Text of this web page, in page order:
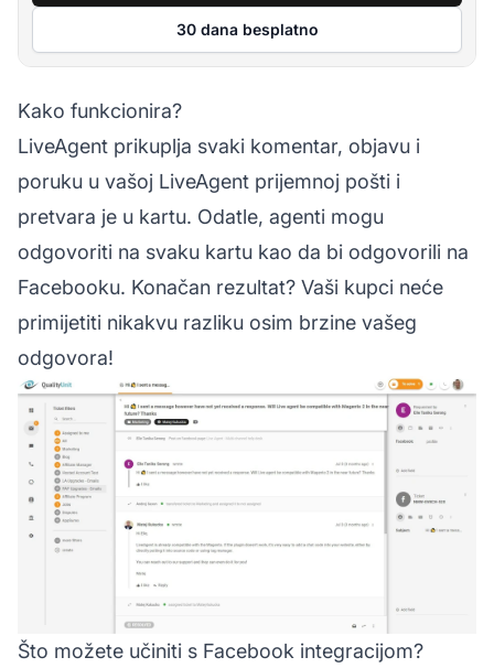
30 dana besplatno
Kako funkcionira?
LiveAgent prikuplja svaki komentar, objavu i
poruku u vašoj LiveAgent prijemnoj pošti i
pretvara je u kartu. Odatle, agenti mogu
odgovoriti na svaku kartu kao da bi odgovorili na
Facebooku. Konačan rezultat? Vaši kupci neće
primijetiti nikakvu razliku osim brzine vašeg
odgovora!
Što možete učiniti s Facebook integracijom?